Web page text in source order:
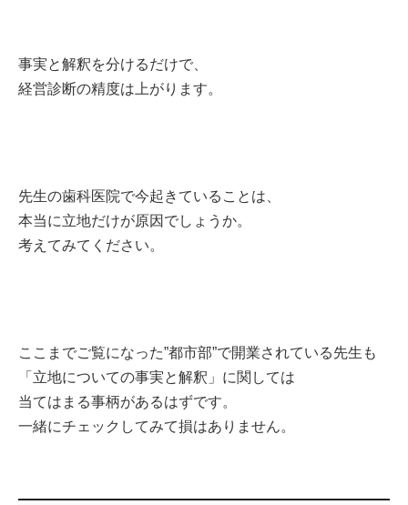
事実と解釈を分けるだけで、
経営診断の精度は上がります。
先生の歯科医院で今起きていることは、
本当に立地だけが原因でしょうか。
考えてみてください。
ここまでご覧になった”都市部”で開業されている先生も
「立地についての事実と解釈」に関しては
当てはまる事柄があるはずです。
一緒にチェックしてみて損はありません。